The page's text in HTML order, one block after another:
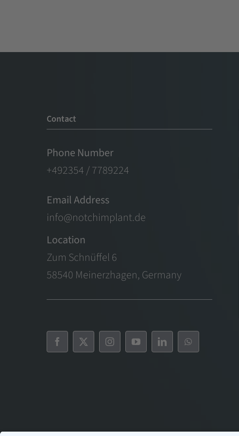
Contact
Phone Number
+492354 / 7789224
Email Address
info@notchimplant.de
Location
Zum Schnüffel 6
58540 Meinerzhagen, Germany